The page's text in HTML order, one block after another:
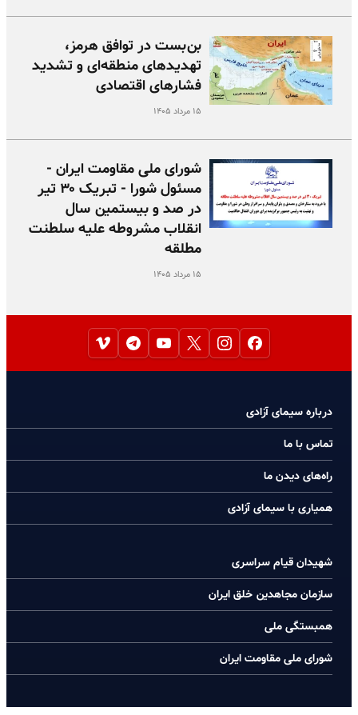
بن‌بست در توافق هرمز،
تهدیدهای منطقه‌ای و تشدید
فشارهای اقتصادی
۱۵ مرداد ۱۴۰۵
شورای ملی مقاومت ایران -
مسئول شورا - تبریک ۳۰ تیر
در صد و بیستمین سال
انقلاب مشروطه علیه سلطنت
مطلقه
۱۵ مرداد ۱۴۰۵
درباره سیمای آزادی
تماس با ما
راه‌های دیدن ما
همیاری با سیمای آزادی
شهیدان قیام سراسری
سازمان مجاهدین خلق ایران
همبستگی ملی
شورای ملی مقاومت ایران